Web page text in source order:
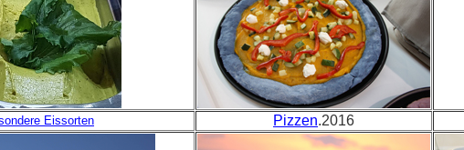
Eissorten Pizzen.2016